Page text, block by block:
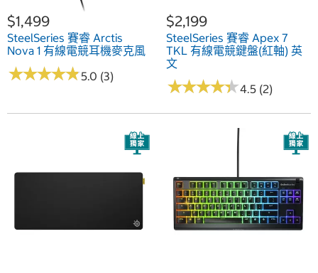
$1,499
SteelSeries 賽睿 Arctis
Nova 1 有線電競耳機麥克風
★★★★★
★★★★★5.0 (3)
$2,199
SteelSeries 賽睿 Apex 7
TKL 有線電競鍵盤(紅軸) 英
文
★★★★★
★★★★★4.5 (2)